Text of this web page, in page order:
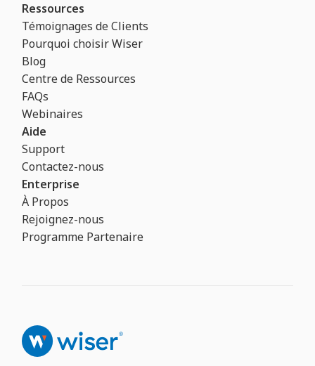
Ressources
Témoignages de Clients
Pourquoi choisir Wiser
Blog
Centre de Ressources
FAQs
Webinaires
Aide
Support
Contactez-nous
Enterprise
À Propos
Rejoignez-nous
Programme Partenaire